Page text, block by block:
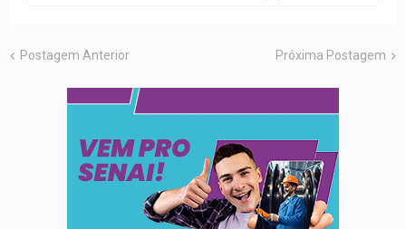
Postagem Anterior Próxima Postagem